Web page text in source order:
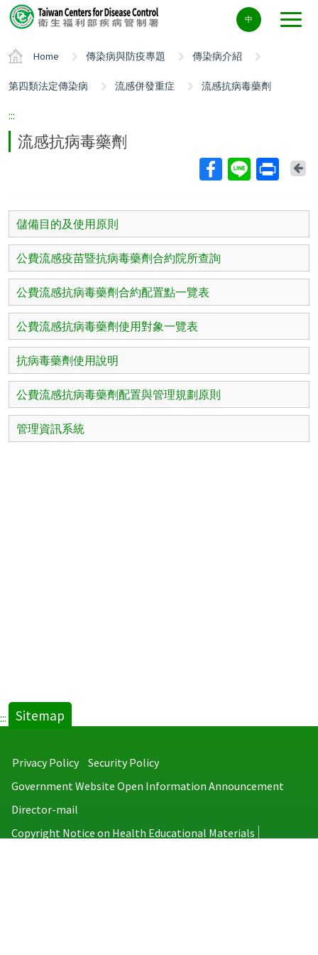
Center
block
中
Home 傳染病與防疫專題 傳染病介紹
第四類法定傳染病 流感併發重症 流感抗病毒藥劑
:::
流感抗病毒藥劑
儲備目的及使用原則
公費流感疫苗暨抗病毒藥劑合約院所查詢
公費流感抗病毒藥劑合約配置點一覽表
公費流感抗病毒藥劑使用對象一覽表
抗病毒藥劑使用說明
公費流感抗病毒藥劑配置與管理規劃原則
管理資訊系統
::: Sitemap
Privacy Policy
Security Policy
Government Website Open Information Announcement
Director-mail
Copyright Notice on Health Educational Materials